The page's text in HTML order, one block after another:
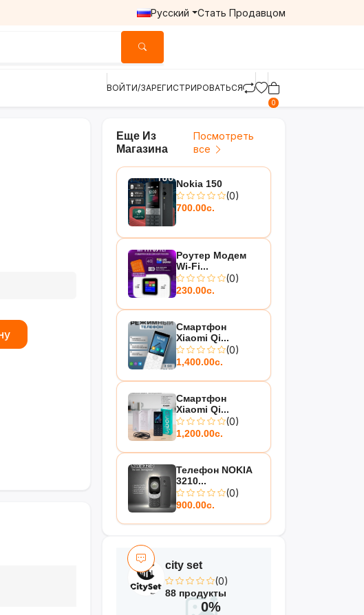
Русский Стать Продавцом
ВОЙТИ/ЗАРЕГИСТРИРОВАТЬСЯ
0
Еще Из
Магазина
Посмотреть
все
Nokia 150
(0)
700.00с.
Роутер Модем
Wi-Fi...
(0)
230.00с.
Смартфон
Xiaomi Qi...
(0)
1,400.00с.
Смартфон
Xiaomi Qi...
(0)
1,200.00с.
Телефон NOKIA
3210...
(0)
900.00с.
city set
(0)
88 продукты
0%